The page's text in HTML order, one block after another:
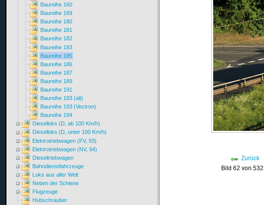
Zurück
Bild 62 von 532
Baureihe 160
Baureihe 169
Baureihe 180
Baureihe 181
Baureihe 182
Baureihe 183
Baureihe 185
Baureihe 186
Baureihe 187
Baureihe 189
Baureihe 191
Baureihe 193 (alt)
Baureihe 193 (Vectron)
Baureihe 194
Dieselloks (D, ab 100 Km/h)
Dieselloks (D, unter 100 Km/h)
Elektrotriebwagen (FV, 93)
Elektrotriebwagen (NV, 94)
Dieseltriebwagen
Bahndienstfahrzeuge
Loks aus aller Welt
Neben der Schiene
Flugzeuge
Hubschrauber